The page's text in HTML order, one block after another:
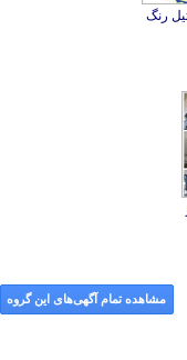
رنگ
مشاهده تمام آگهی‌های این گروه